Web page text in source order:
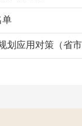
单
划应用对策（省